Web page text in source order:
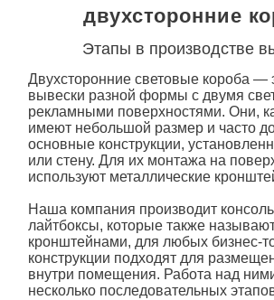
двухсторонние
Этапы в производстве
Двухсторонние световые короба —
вывески разной формы с двумя
рекламными поверхностями. Они,
имеют небольшой размер и часто
основные конструкции,
или стену. Для их монтажа на
используют металлические
Наша компания производит
лайтбоксы, которые также
кронштейнами, для любых бизнес-
конструкции подходят для
внутри помещения. Работа над
несколько последовательных